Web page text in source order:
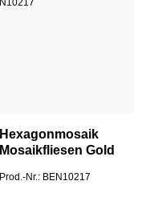
Hexagonmosaik
Mosaikfliesen Gold
Prod.-Nr.: BEN10217